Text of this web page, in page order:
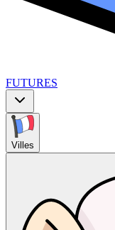
FUTURES
Villes